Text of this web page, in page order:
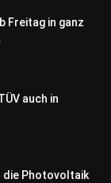
Freitag in ganz
auch in
die Photovoltaik